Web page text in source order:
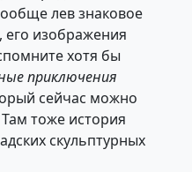
лев знаковое
его изображения
хотя бы
приключения
сейчас можно
тоже история
скульптурных